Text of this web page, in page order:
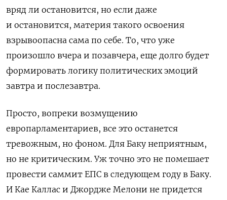
вряд ли остановится, но если даже
и остановится, материя такого освоения
взрывоопасна сама по себе. То, что уже
произошло вчера и позавчера, еще долго будет
формировать логику политических эмоций
завтра и послезавтра.
Просто, вопреки возмущению
европарламентариев, все это останется
тревожным, но фоном. Для Баку неприятным,
но не критическим. Уж точно это не помешает
провести саммит ЕПС в следующем году в Баку.
И Кае Каллас и Джордже Мелони не придется